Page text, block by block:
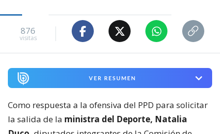
876
visitas
VER RESUMEN
Como respuesta a la ofensiva del PPD para solicitar
la salida de la ministra del Deporte, Natalia